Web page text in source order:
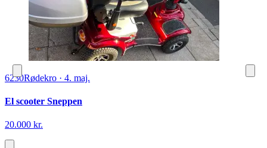
6230Rødekro · 4. maj.
El scooter Sneppen
20.000 kr.